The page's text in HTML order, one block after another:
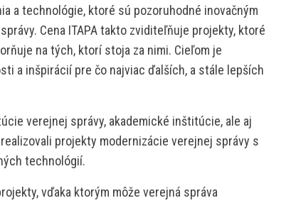
a technológie, ktoré sú pozoruhodné inovačným
Cena ITAPA takto zviditeľňuje projekty, ktoré
na tých, ktorí stoja za nimi. Cieľom je
a inšpirácií pre čo najviac ďalších, a stále lepších
verejnej správy, akademické inštitúcie, ale aj
projekty modernizácie verejnej správy s
technológií.
vďaka ktorým môže verejná správa